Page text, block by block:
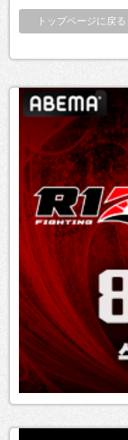
トップページに戻る